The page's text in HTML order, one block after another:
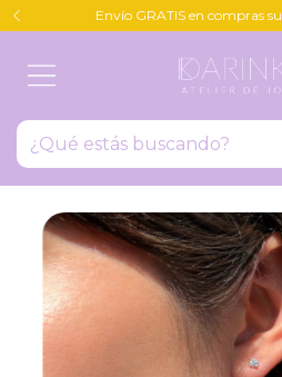
Envío GRATIS en compras